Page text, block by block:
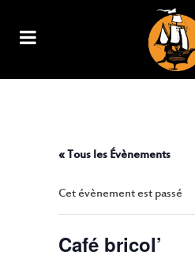
« Tous les Évènements
Cet évènement est passé
Café bricol’